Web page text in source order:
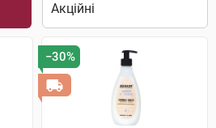
−30%